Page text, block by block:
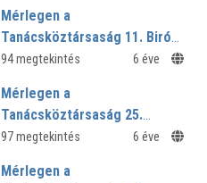
Mérlegen a
Tanácsköztársaság 11. Biró
Aurél előadása
94 megtekintés 6 éve
Mérlegen a
Tanácsköztársaság 25.
Veszprémy László Bernát
97 megtekintés 6 éve
Mérlegen a